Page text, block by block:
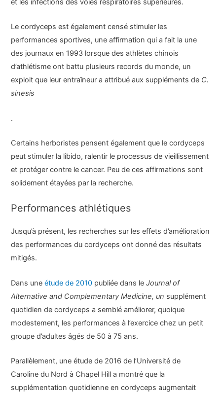
et les infections des voies respiratoires supérieures.
Le cordyceps est également censé stimuler les
performances sportives, une affirmation qui a fait la une
des journaux en 1993 lorsque des athlètes chinois
d’athlétisme ont battu plusieurs records du monde, un
exploit que leur entraîneur a attribué aux suppléments de C.
sinesis
.
Certains herboristes pensent également que le cordyceps
peut stimuler la libido, ralentir le processus de vieillissement
et protéger contre le cancer. Peu de ces affirmations sont
solidement étayées par la recherche.
Performances athlétiques
Jusqu’à présent, les recherches sur les effets d’amélioration
des performances du cordyceps ont donné des résultats
mitigés.
Dans uneétude de 2010 publiée dans leJournal of
Alternative and Complementary Medicine, un supplément
quotidien de cordyceps a semblé améliorer, quoique
modestement, les performances à l’exercice chez un petit
groupe d’adultes âgés de 50 à 75 ans.
Parallèlement, une étude de 2016 de l’Université de
Caroline du Nord à Chapel Hill a montré que la
supplémentation quotidienne en cordyceps augmentait